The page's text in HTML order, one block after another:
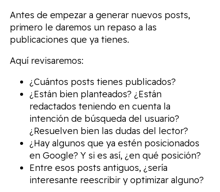
Antes de empezar a generar nuevos posts,
primero le daremos un repaso a las
publicaciones que ya tienes.
Aquí revisaremos:
¿Cuántos posts tienes publicados?
¿Están bien planteados? ¿Están
redactados teniendo en cuenta la
intención de búsqueda del usuario?
¿Resuelven bien las dudas del lector?
¿Hay algunos que ya estén posicionados
en Google? Y si es así, ¿en qué posición?
Entre esos posts antiguos, ¿sería
interesante reescribir y optimizar alguno?